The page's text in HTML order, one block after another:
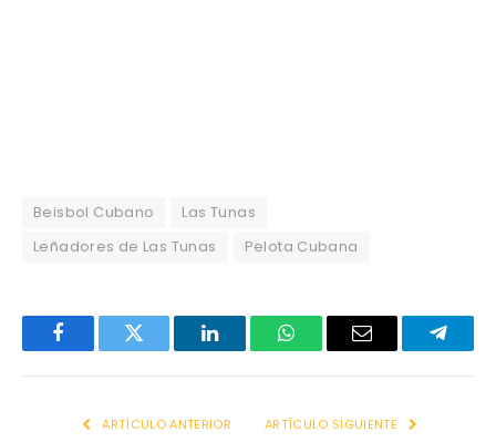
Beisbol Cubano
Las Tunas
Leñadores de Las Tunas
Pelota Cubana
FacebookTwitter LinkedInWhatsAppEmail
ARTÍCULO ANTERIOR ARTÍCULO SIGUIENTE